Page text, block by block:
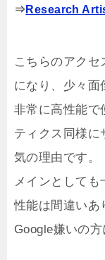
⇒ Research
こちらのアクセ
になり、少々面
非常に高性能で
ティクス同様に
気の理由です。
メインとしても
性能は間違いあ
Google嫌いの